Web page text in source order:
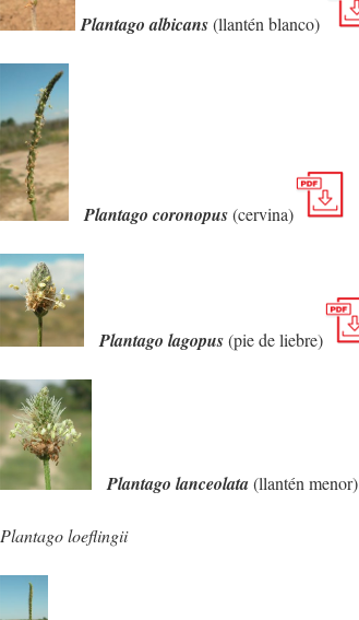
Plantago albicans(llantén blanco)
Plantago coronopus(cervina)
Plantago lagopus(pie de liebre)
Plantago lanceolata(llantén menor)
Plantago loeflingii